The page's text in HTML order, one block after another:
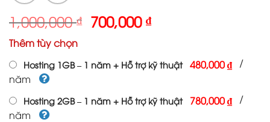
1,000,000₫ Giá
gốc
1,000,000 ₫.
700,000₫Giá
là:
Thêm tùy chọn
Hosting 1GB – 1 năm + Hỗ trợ kỹ thuật 480,000 ₫ /
năm
Hosting 2GB – 1 năm + Hỗ trợ kỹ thuật 780,000 ₫ /
năm